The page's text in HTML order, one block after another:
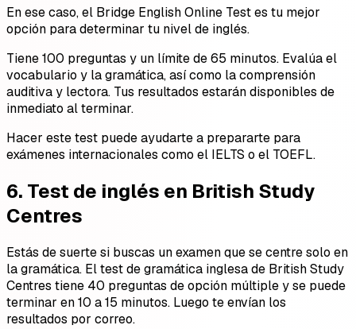
En ese caso, el Bridge English Online Test es tu mejor
opción para determinar tu nivel de inglés.
Tiene 100 preguntas y un límite de 65 minutos. Evalúa el
vocabulario y la gramática, así como la comprensión
auditiva y lectora. Tus resultados estarán disponibles de
inmediato al terminar.
Hacer este test puede ayudarte a prepararte para
exámenes internacionales como el IELTS o el TOEFL.
6. Test de inglés en British Study
Centres
Estás de suerte si buscas un examen que se centre solo en
la gramática. El test de gramática inglesa de British Study
Centres tiene 40 preguntas de opción múltiple y se puede
terminar en 10 a 15 minutos. Luego te envían los
resultados por correo.